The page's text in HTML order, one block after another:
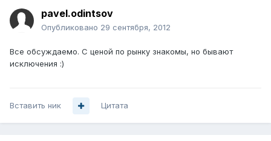
pavel.odintsov
Опубликовано 29 сентября, 2012
Все обсуждаемо. С ценой по рынку знакомы, но бывают
исключения :)
Вставить ник Цитата